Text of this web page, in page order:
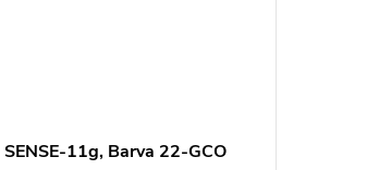
SENSE-11g, Barva 22-GCO